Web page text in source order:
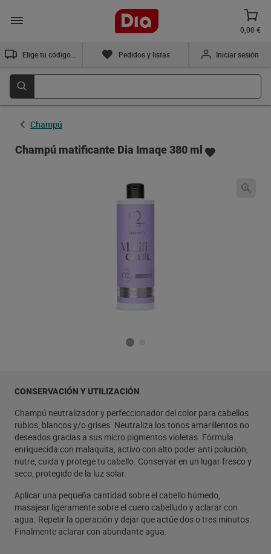
0,00 €
Pedidos y listas Iniciar sesión
Champú
Champú matificante Dia Imaqe 380 ml
CONSERVACIÓN Y UTILIZACIÓN
Champú neutralizador y perfeccionador del color para cabellos
rubios, blancos y/o grises. Neutraliza los tonos amarillentos no
deseados gracias a sus micro pigmentos violetas. Fórmula
enriquecida con malaquita, activo con alto poder anti polución,
nutre, cuida y protege tu cabello. Conservar en un lugar fresco y
seco, protegido de la luz solar.
Aplicar una pequeña cantidad sobre el cabello húmedo,
masajear ligeramente sobre el cuero cabelludo y aclarar con
agua. Repetir la operación y dejar que actúe dos o tres minutos.
Finalmente aclarar con abundante agua.